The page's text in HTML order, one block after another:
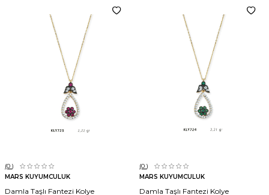
(0 )
MARS KUYUMCULUK
Damla Taşlı Fantezi Kolye
(0 )
MARS KUYUMCULUK
Damla Taşlı Fantezi Kolye